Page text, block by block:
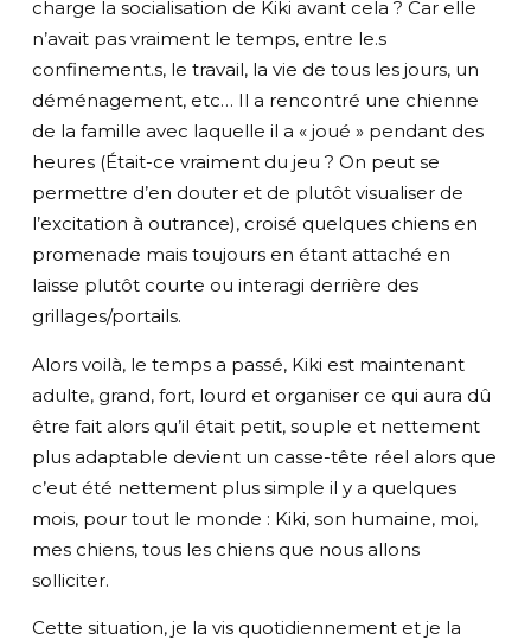
charge la socialisation de Kiki avant cela ? Car elle
n’avait pas vraiment le temps, entre le.s
confinement.s, le travail, la vie de tous les jours, un
déménagement, etc… Il a rencontré une chienne
de la famille avec laquelle il a « joué » pendant des
heures (Était-ce vraiment du jeu ? On peut se
permettre d’en douter et de plutôt visualiser de
l’excitation à outrance), croisé quelques chiens en
promenade mais toujours en étant attaché en
laisse plutôt courte ou interagi derrière des
grillages/portails.
Alors voilà, le temps a passé, Kiki est maintenant
adulte, grand, fort, lourd et organiser ce qui aura dû
être fait alors qu’il était petit, souple et nettement
plus adaptable devient un casse-tête réel alors que
c’eut été nettement plus simple il y a quelques
mois, pour tout le monde : Kiki, son humaine, moi,
mes chiens, tous les chiens que nous allons
solliciter.
Cette situation, je la vis quotidiennement et je la